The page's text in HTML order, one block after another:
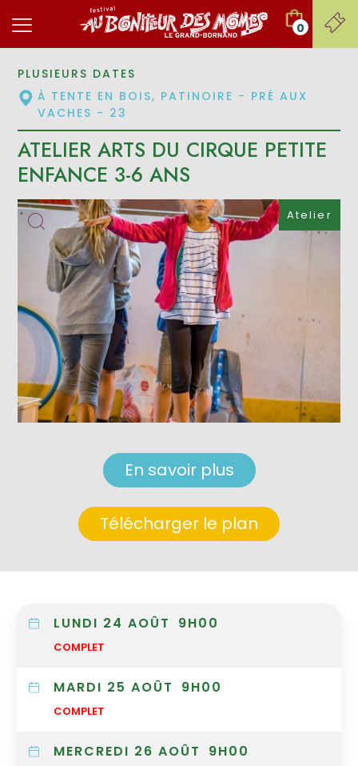
0
Télécharger le plan
En savoir plus
Atelier
PLUSIEURS DATES
À TENTE EN BOIS, PATINOIRE - PRÉ AUX
VACHES - 23
ATELIER ARTS DU CIRQUE PETITE
ENFANCE 3-6 ANS
LUNDI 24 AOÛT 9H00
COMPLET
MARDI 25 AOÛT 9H00
COMPLET
MERCREDI 26 AOÛT 9H00